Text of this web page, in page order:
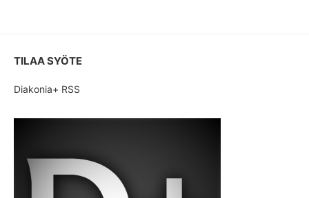
TILAA SYÖTE
Diakonia+ RSS